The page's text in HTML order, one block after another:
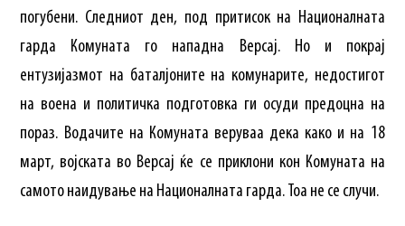
погубени. Следниот ден, под притисок на Националната
гарда Комуната го нападна Версај. Но и покрај
ентузијазмот на баталјоните на комунарите, недостигот
на воена и политичка подготовка ги осуди предоцна на
пораз. Водачите на Комуната веруваа дека како и на 18
март, војската во Версај ќе се приклони кон Комуната на
самото наидување на Националната гарда. Тоа не се случи.